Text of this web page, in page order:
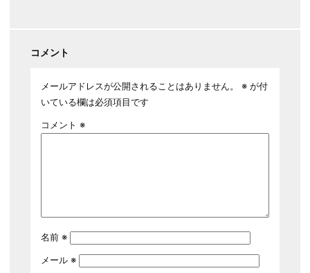
コメント
メールアドレスが公開されることはありません。 ※が付
いている欄は必須項目です
コメント ※
名前 ※
メール ※